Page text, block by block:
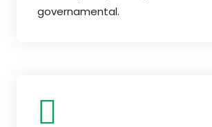
governamental.